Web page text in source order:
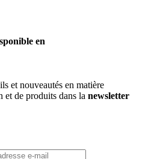
en
et nouveautés en matière
et de produits dans la newsletter